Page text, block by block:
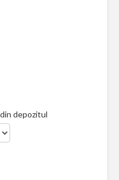
depozitul